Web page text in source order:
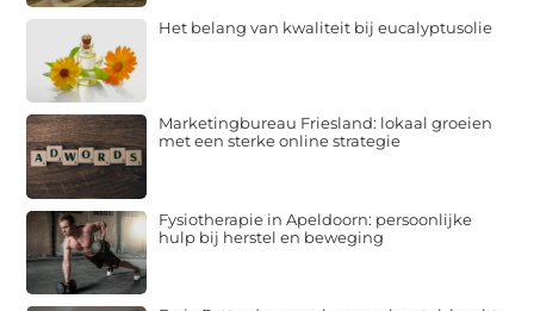
Het belang van kwaliteit bij eucalyptusolie
Marketingbureau Friesland: lokaal groeien
met een sterke online strategie
Fysiotherapie in Apeldoorn: persoonlijke
hulp bij herstel en beweging